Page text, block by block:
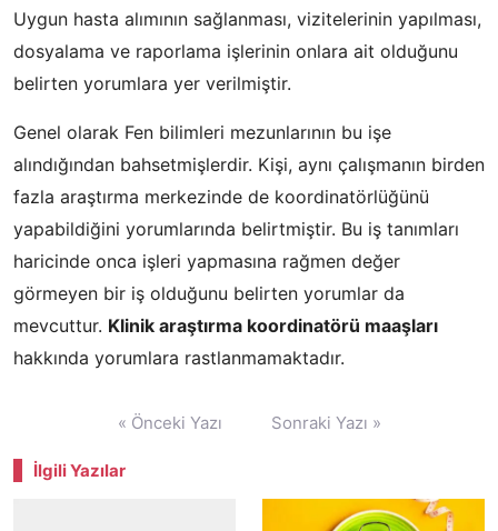
Uygun hasta alımının sağlanması, vizitelerinin yapılması,
dosyalama ve raporlama işlerinin onlara ait olduğunu
belirten yorumlara yer verilmiştir.
Genel olarak Fen bilimleri mezunlarının bu işe
alındığından bahsetmişlerdir. Kişi, aynı çalışmanın birden
fazla araştırma merkezinde de koordinatörlüğünü
yapabildiğini yorumlarında belirtmiştir. Bu iş tanımları
haricinde onca işleri yapmasına rağmen değer
görmeyen bir iş olduğunu belirten yorumlar da
mevcuttur. Klinik araştırma koordinatörü maaşları
hakkında yorumlara rastlanmamaktadır.
« Önceki Yazı Sonraki Yazı »
İlgili Yazılar